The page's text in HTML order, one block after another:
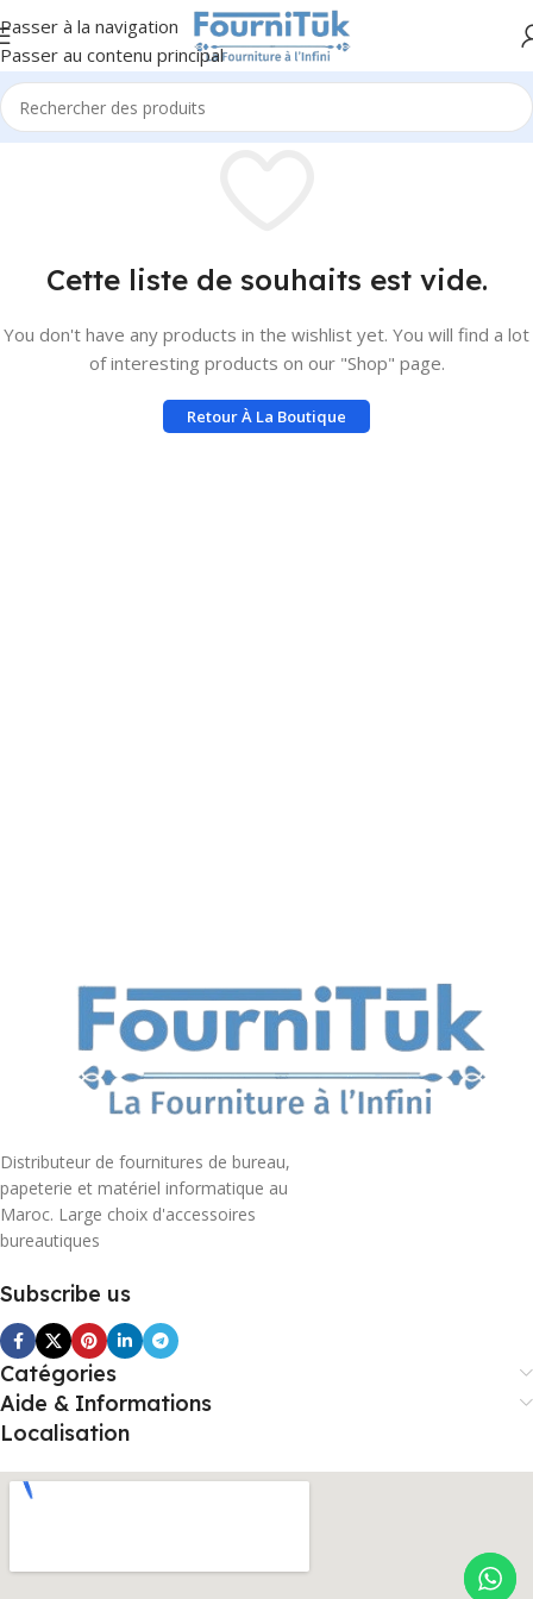
Passer à la navigation
Passer au contenu principal
Cette liste de souhaits est vide.
You don't have any products in the wishlist yet. You will find a lot
of interesting products on our "Shop" page.
Retour À La Boutique
Distributeur de fournitures de bureau,
papeterie et matériel informatique au
Maroc. Large choix d'accessoires
bureautiques
Subscribe us
Catégories
Aide & Informations
Localisation